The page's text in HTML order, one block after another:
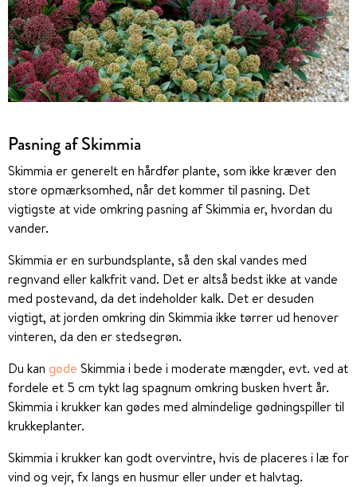
Pasning af Skimmia
Skimmia er generelt en hårdfør plante, som ikke kræver den
store opmærksomhed, når det kommer til pasning. Det
vigtigste at vide omkring pasning af Skimmia er, hvordan du
vander.
Skimmia er en surbundsplante, så den skal vandes med
regnvand eller kalkfrit vand. Det er altså bedst ikke at vande
med postevand, da det indeholder kalk. Det er desuden
vigtigt, at jorden omkring din Skimmia ikke tørrer ud henover
vinteren, da den er stedsegrøn.
Du kan gøde Skimmia i bede i moderate mængder, evt. ved at
fordele et 5 cm tykt lag spagnum omkring busken hvert år.
Skimmia i krukker kan gødes med almindelige gødningspiller til
krukkeplanter.
Skimmia i krukker kan godt overvintre, hvis de placeres i læ for
vind og vejr, fx langs en husmur eller under et halvtag.